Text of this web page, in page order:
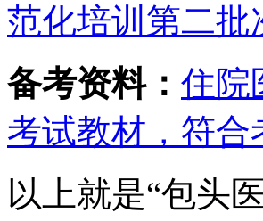
范化培训第二批
备考资料： 住院
考试教材，符
以上就是“包头